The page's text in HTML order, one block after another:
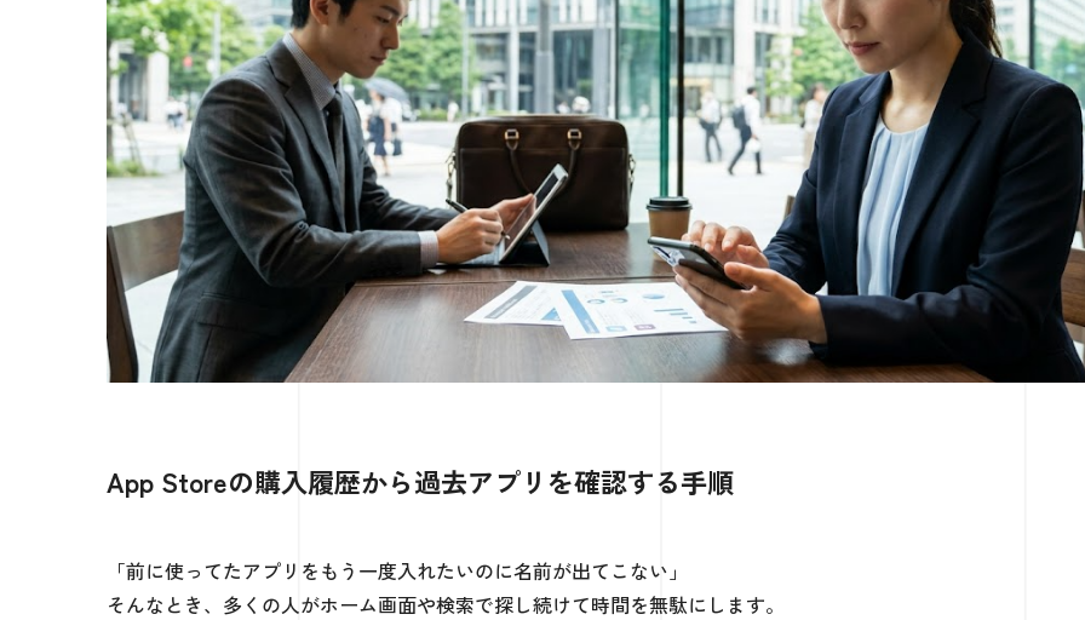
App Storeの購入履歴から過去アプリを確認する手順
「前に使ってたアプリをもう一度入れたいのに名前が出てこない」
そんなとき、多くの人がホーム画面や検索で探し続けて時間を無駄にします。